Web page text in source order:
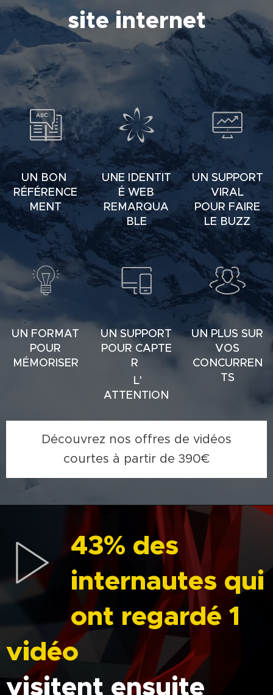
site internet
UN BON
RÉFÉRENCE
MENT
UNE IDENTIT
É WEB
REMARQUA
BLE
UN SUPPORT
VIRAL
POUR FAIRE
LE BUZZ
UN FORMAT
POUR
MÉMORISER
UN SUPPORT
POUR CAPTE
R
L'
ATTENTION
UN PLUS SUR
VOS
CONCURREN
TS
Découvrez nos offres de vidéos
courtes à partir de 390€
43% des
internautes qui
ont regardé 1
vidéo
visitent ensuite